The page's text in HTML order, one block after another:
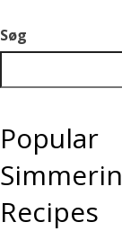
Søg
Popular
Recipes